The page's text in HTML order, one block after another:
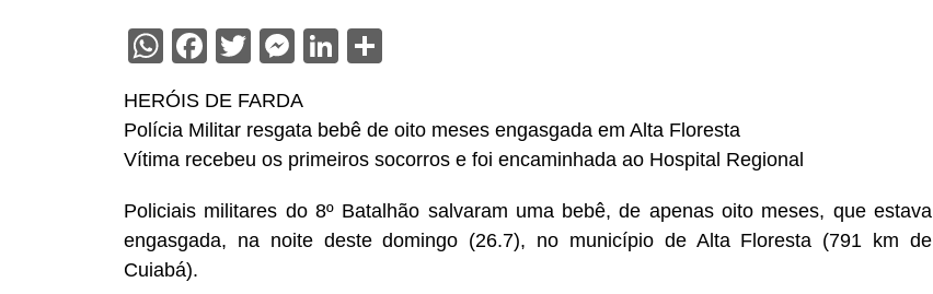
WhatsApp
Facebook
Twitter
Messenger
LinkedIn
HERÓIS DE FARDA
Polícia Militar resgata bebê de oito meses engasgada em Alta Floresta
Vítima recebeu os primeiros socorros e foi encaminhada ao Hospital Regional
Policiais militares do 8º Batalhão salvaram uma bebê, de apenas oito meses, que estava
engasgada, na noite deste domingo (26.7), no município de Alta Floresta (791 km de
Cuiabá).